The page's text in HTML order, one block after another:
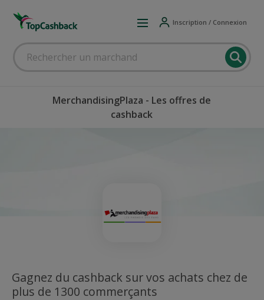
Inscription / Connexion
MerchandisingPlaza - Les offres de
cashback
Gagnez du cashback sur vos achats chez de
plus de 1300 commerçants